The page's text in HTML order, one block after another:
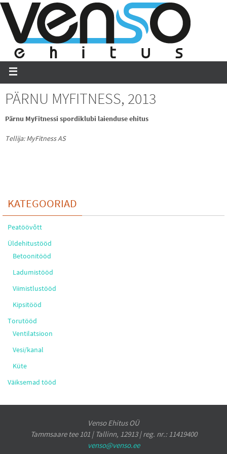
PÄRNU MYFITNESS, 2013
Pärnu MyFitnessi spordiklubi laienduse ehitus
Tellija: MyFitness AS
KATEGOORIAD
Peatöövõtt
Üldehitustööd
Betoonitööd
Ladumistööd
Viimistlustööd
Kipsitööd
Torutööd
Ventilatsioon
Vesi/kanal
Küte
Väiksemad tööd
Venso Ehitus OÜ
Tammsaare tee 101 | Tallinn, 12913 | reg. nr.: 11419400
venso@venso.ee